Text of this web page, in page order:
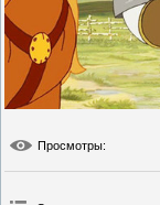
Просмотры: